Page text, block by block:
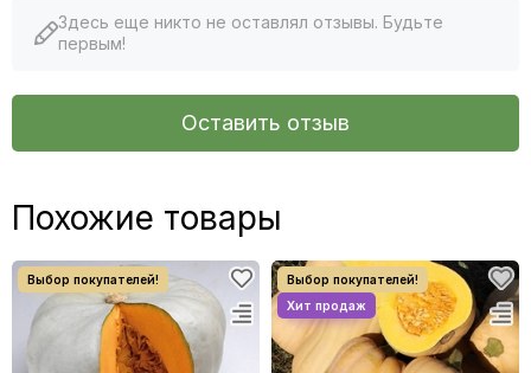
Здесь еще никто не оставлял отзывы. Будьте
первым!
Оставить отзыв
Похожие товары